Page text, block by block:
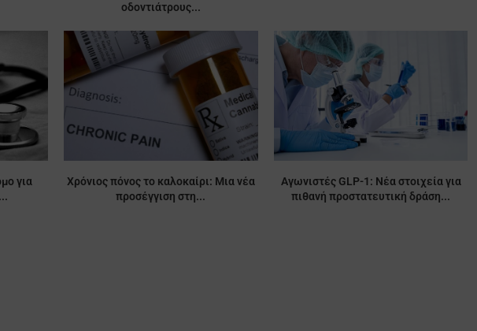
οδοντιάτρους...
για
Χρόνιος πόνος το καλοκαίρι: Μια νέα
προσέγγιση στη...
Αγωνιστές GLP-1: Νέα στοιχεία για
πιθανή προστατευτική δράση...